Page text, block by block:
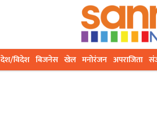
देश/विदेश बिजनेस खेल मनोरंजन अपराजिता